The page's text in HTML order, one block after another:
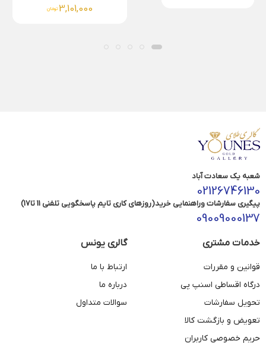
3,101,000 تومان
شعبه یک سعادت آباد
02126746130
پیگیری سفارشات وراهنمایی خرید(روزهای کاری تایم پاسخگویی تلفنی 11 تا17)
09009000137
خدمات مشتری
قوانین و مقررات
درگاه اقساطی اسنپ پی
تحویل سفارشات
تعویض و بازگشت کالا
حریم خصوصی کاربران
گالری یونس
ارتباط با ما
درباره ما
سوالات متداول